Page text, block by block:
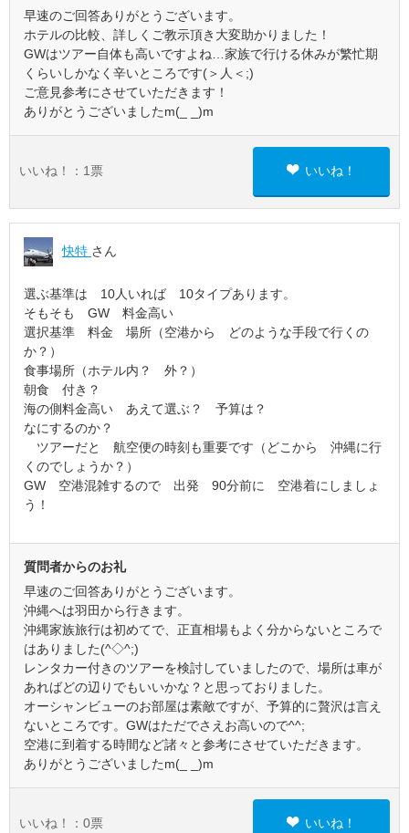
早速のご回答ありがとうございます。
ホテルの比較、詳しくご教示頂き大変助かりました！
GWはツアー自体も高いですよね…家族で行ける休みが繁忙期
くらいしかなく辛いところです(＞人＜;)
ご意見参考にさせていただきます！
ありがとうございましたm(_ _)m
いいね！： 1 票 いいね！
快特 さん
選ぶ基準は 10人いれば 10タイプあります。
そもそも GW 料金高い
選択基準 料金 場所（空港から どのような手段で行くの
か？）
食事場所（ホテル内？ 外？）
朝食 付き？
海の側料金高い あえて選ぶ？ 予算は？
なにするのか？
ツアーだと 航空便の時刻も重要です（どこから 沖縄に行
くのでしょうか？）
GW 空港混雑するので 出発 90分前に 空港着にしましょ
う！
質問者からのお礼
早速のご回答ありがとうございます。
沖縄へは羽田から行きます。
沖縄家族旅行は初めてで、正直相場もよく分からないところで
はありました(^◇^;)
レンタカー付きのツアーを検討していましたので、場所は車が
あればどの辺りでもいいかな？と思っておりました。
オーシャンビューのお部屋は素敵ですが、予算的に贅沢は言え
ないところです。GWはただでさえお高いので^^;
空港に到着する時間など諸々と参考にさせていただきます。
ありがとうございましたm(_ _)m
いいね！： 0票 いいね！